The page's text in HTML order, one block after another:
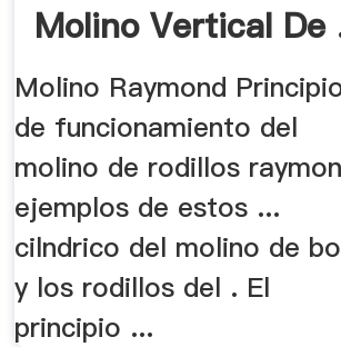
Molino Vertical De
Molino Raymond
de funcionamiento del
molino de rodillos
ejemplos de estos ...
cilndrico del molino de
y los rodillos del . El
principio ...